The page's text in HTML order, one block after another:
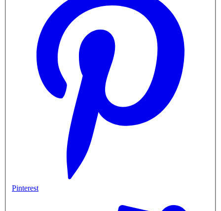
Pinterest